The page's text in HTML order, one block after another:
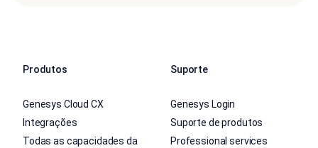
Produtos
Genesys Cloud CX
Integrações
Todas as capacidades da
Suporte
Genesys Login
Suporte de produtos
Professional services